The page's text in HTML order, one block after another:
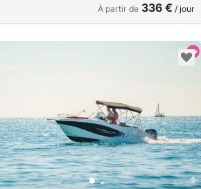
À partir de 336 € / jour